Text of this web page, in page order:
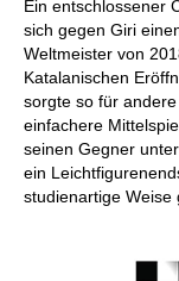
Ein entschlossener
sich gegen Giri
Weltmeister von
Katalanischen
sorgte so für
einfachere
seinen Gegner
ein
studienartige Weise